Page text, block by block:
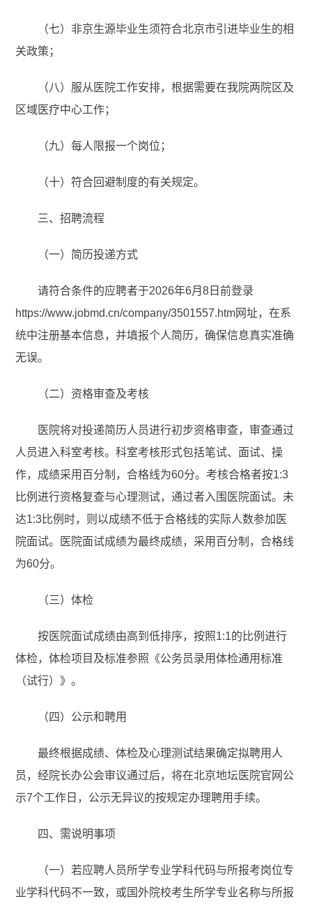
（七）非京生源毕业生须符合北京市引进毕业生的相
关政策；
（八）服从医院工作安排，根据需要在我院两院区及
区域医疗中心工作；
（九）每人限报一个岗位；
（十）符合回避制度的有关规定。
三、招聘流程
（一）简历投递方式
请符合条件的应聘者于2026年6月8日前登录
https://www.jobmd.cn/company/3501557.htm网址，在系
统中注册基本信息，并填报个人简历，确保信息真实准确
无误。
（二）资格审查及考核
医院将对投递简历人员进行初步资格审查，审查通过
人员进入科室考核。科室考核形式包括笔试、面试、操
作，成绩采用百分制，合格线为60分。考核合格者按1:3
比例进行资格复查与心理测试，通过者入围医院面试。未
达1:3比例时，则以成绩不低于合格线的实际人数参加医
院面试。医院面试成绩为最终成绩，采用百分制，合格线
为60分。
（三）体检
按医院面试成绩由高到低排序，按照1:1的比例进行
体检，体检项目及标准参照《公务员录用体检通用标准
（试行）》。
（四）公示和聘用
最终根据成绩、体检及心理测试结果确定拟聘用人
员，经院长办公会审议通过后，将在北京地坛医院官网公
示7个工作日，公示无异议的按规定办理聘用手续。
四、需说明事项
（一）若应聘人员所学专业学科代码与所报考岗位专
业学科代码不一致，或国外院校考生所学专业名称与所报